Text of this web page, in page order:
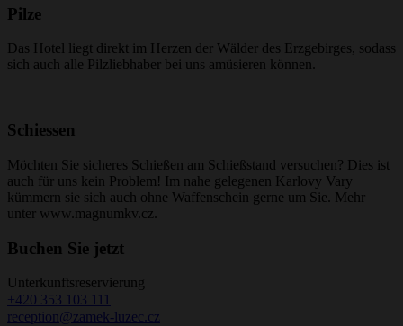
Pilze
Das Hotel liegt direkt im Herzen der Wälder des Erzgebirges, sodass
sich auch alle Pilzliebhaber bei uns amüsieren können.
Schiessen
Möchten Sie sicheres Schießen am Schießstand versuchen? Dies ist
auch für uns kein Problem! Im nahe gelegenen Karlovy Vary
kümmern sie sich auch ohne Waffenschein gerne um Sie. Mehr
unter www.magnumkv.cz.
Buchen Sie jetzt
Unterkunftsreservierung
+420 353 103 111
reception@zamek-luzec.cz